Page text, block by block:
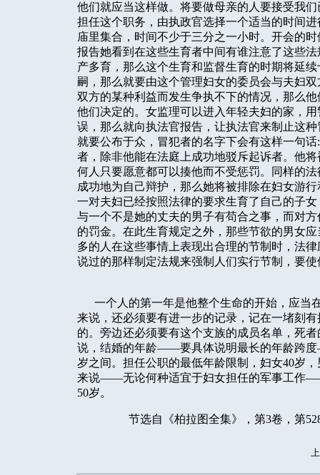
他们就应当这样做。将要做母亲的人要接受我
担任这个职务，由执政官选择一个适当的时间
庙里集合，时间不少于三分之一小时。开会的
报告她看到在这些生育者中间有谁注意了这些
产多育，那么这个生育和监督生育的时期将延
嗣，那么就要由这个管理妇女的委员会与夫妇
双方的某种利益而发生争执不下的情况，那么
他们决定的。女监理可以进入年轻夫妇的家，
误，那么就向执法官报告，让执法官来制止这
就要公布于众，冒犯者的名字下会有这样一句
者，除非他能在法庭上成功地驳斥起诉者。他
何人只要愿意都可以揍他而不受惩罚。同样的
成功地为自己辩护，那么她将被排除在妇女游
一对夫妇已经按照法律的要求生育了自己的子
与一个不是她的丈夫的男子有苟合之事，而对
的罚金。在此生育规定之外，那些节欲的男女
多的人在这些事情上表现出合理的节制时，法
说过的那样制定法规来强制人们实行节制，要
一个人的第一年是他整个生命的开始，应当
来说，还必须要有进一步的记录，记在一堵刻
的。旁边还必须要有这个支族的成员名单，死
说，结婚的年龄——要具体说明最长的年龄跨
岁之间。担任公职的最低年龄限制，妇女40岁
来说——无论何种适宜于妇女担任的军事工作
50岁。
节选自《柏拉图全集》，第3卷，第